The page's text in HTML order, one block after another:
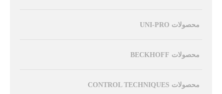
محصولات UNI-PRO
محصولات BECKHOFF
محصولات CONTROL TECHNIQUES